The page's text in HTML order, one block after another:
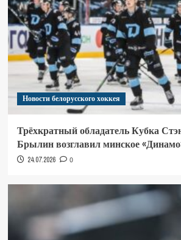
Новости белорусского хоккея
Трёхкратный обладатель Кубка
Брылин возглавил минское
24.07.2026 0